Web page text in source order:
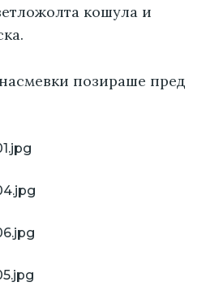
кошула и
позираше пред